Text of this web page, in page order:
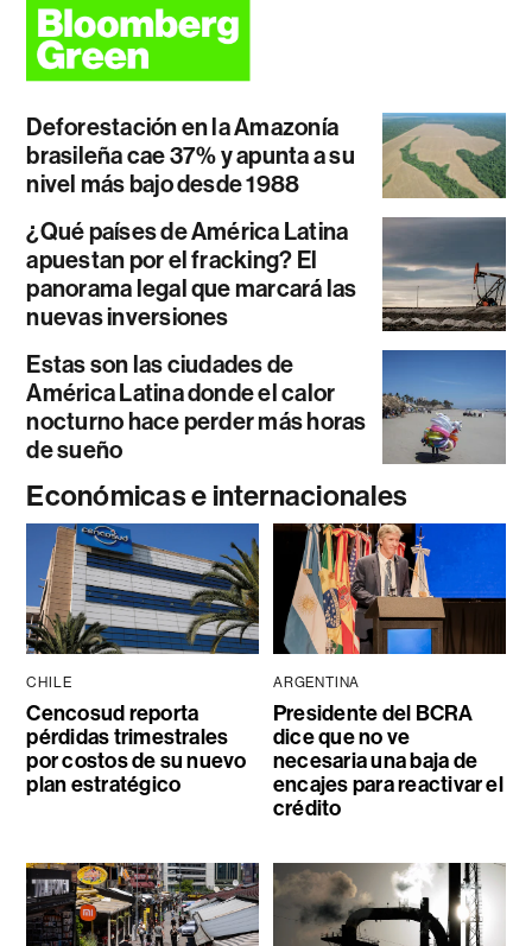
Deforestación en la Amazonía
brasileña cae 37% y apunta a su
nivel más bajo desde 1988
¿Qué países de América Latina
apuestan por el fracking? El
panorama legal que marcará las
nuevas inversiones
Estas son las ciudades de
América Latina donde el calor
nocturno hace perder más horas
de sueño
Económicas e internacionales
CHILE
Cencosud reporta
pérdidas trimestrales
por costos de su nuevo
plan estratégico
ARGENTINA
Presidente del BCRA
dice que no ve
necesaria una baja de
encajes para reactivar el
crédito